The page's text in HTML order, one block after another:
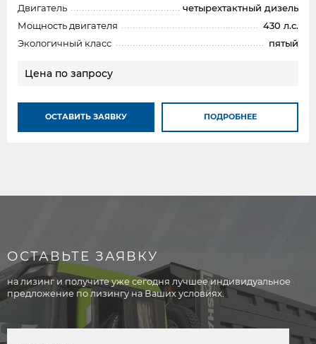
Двигатель
четырехтактный дизель
Мощность двигателя
430 л.с.
Экологичный класс
пятый
Цена по запросу
ОСТАВИТЬ ЗАЯВКУ ПОДРОБНЕЕ
ОСТАВЬТЕ ЗАЯВКУ
на лизинг и получите уже сегодня лучшее индивидуальное
предложение по лизингу на Ваших условиях.